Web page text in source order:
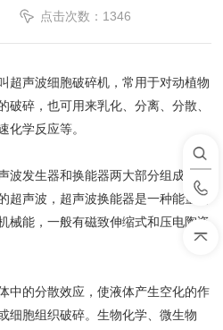
点击次数：1346
超声波细胞破碎机，常用于对动植物
破碎，也可用来乳化、分离、分散、
化学反应等。
发生器和换能器两大部分组成。超
超声波，超声波换能器是一种能量转
械能，一般有磁致伸缩式和压电陶瓷
的分散效应，使液体产生空化的作
细胞组织破碎。生物化学、微生物